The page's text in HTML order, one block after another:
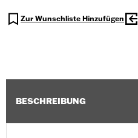
Zur Wunschliste Hinzufügen
BESCHREIBUNG